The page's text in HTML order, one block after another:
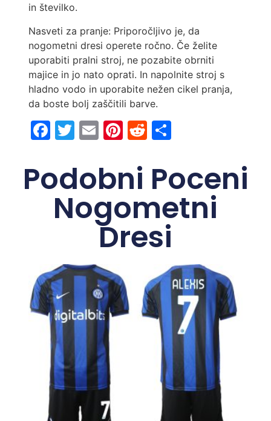
in številko.
Nasveti za pranje: Priporočljivo je, da
nogometni dresi operete ročno. Če želite
uporabiti pralni stroj, ne pozabite obrniti
majice in jo nato oprati. In napolnite stroj s
hladno vodo in uporabite nežen cikel pranja,
da boste bolj zaščitili barve.
Facebook
Twitter
EmailPinterest
Reddit
Share
Podobni Poceni
Nogometni
Dresi